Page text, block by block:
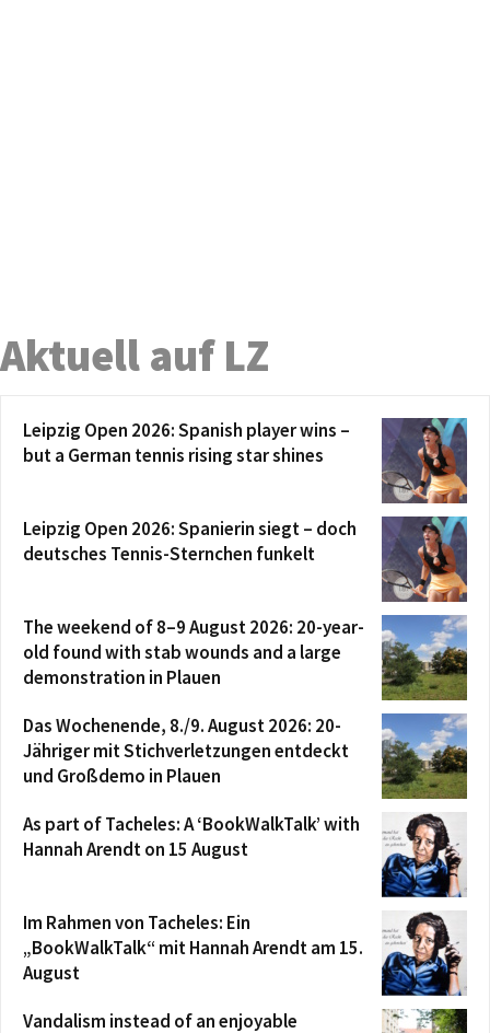
Aktuell auf LZ
Leipzig Open 2026: Spanish player wins –
but a German tennis rising star shines
Leipzig Open 2026: Spanierin siegt – doch
deutsches Tennis-Sternchen funkelt
The weekend of 8–9 August 2026: 20-year-
old found with stab wounds and a large
demonstration in Plauen
Das Wochenende, 8./9. August 2026: 20-
Jähriger mit Stichverletzungen entdeckt
und Großdemo in Plauen
As part of Tacheles: A ‘BookWalkTalk’ with
Hannah Arendt on 15 August
Im Rahmen von Tacheles: Ein
„BookWalkTalk“ mit Hannah Arendt am 15.
August
Vandalism instead of an enjoyable